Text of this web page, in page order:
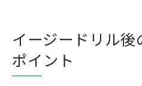
イージードリル後
ポイント